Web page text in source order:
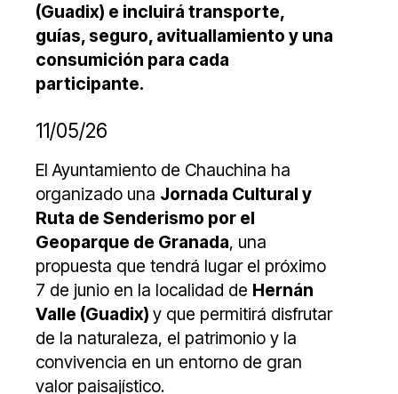
(Guadix) e incluirá transporte,
guías, seguro, avituallamiento y una
consumición para cada
participante.
11/05/26
El Ayuntamiento de Chauchina ha
organizado una Jornada Cultural y
Ruta de Senderismo por el
Geoparque de Granada, una
propuesta que tendrá lugar el próximo
7 de junio en la localidad de Hernán
Valle (Guadix) y que permitirá disfrutar
de la naturaleza, el patrimonio y la
convivencia en un entorno de gran
valor paisajístico.